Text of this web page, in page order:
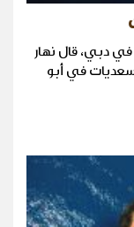
دبي، قال نهار
سعديات في أبو